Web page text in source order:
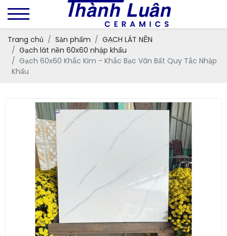
Trang chủ Sản phẩm
GẠCH LÁT NỀN
Gạch lát nền 60x60 nhập khẩu
Gạch 60x60 Khắc Kim - Khắc Bạc Vân Bất Quy Tắc Nhập
Khẩu